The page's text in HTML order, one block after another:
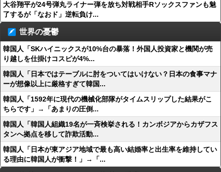
大谷翔平が24号弾丸ライナー弾を放ち対戦相手Rソックスファンも魅
了するが「なおド」逆転負け...
世界の憂鬱
韓国人「SKハイニックスが10%台の暴落！外国人投資家と機関が売
り越しを仕掛けコスピが4%...
韓国人「日本ではテーブルに肘をついてはいけない？日本の食事マナ
ーが想像以上に厳格すぎて韓国...
韓国人「1592年に現代の機械化部隊がタイムスリップした結果がこ
ちらです」→「あまりの圧倒...
韓国人「韓国人組織19名が一斉検挙される！カンボジアからカザフス
タンへ拠点を移して詐欺活動...
韓国人「日本が東アジア地域で最も高い結婚率と出生率を維持してい
る理由に韓国人が衝撃！」→「...